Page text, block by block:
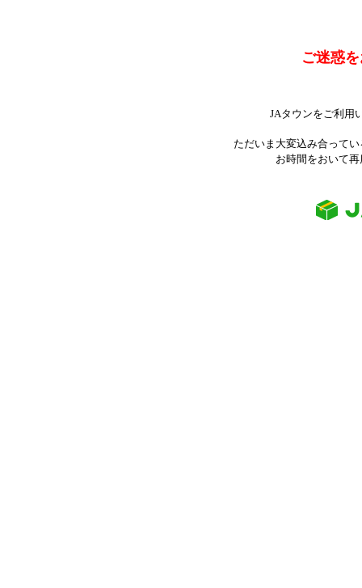
ご迷惑
JAタウンをご利用
ただいま大変込み合って
お時間をおいて